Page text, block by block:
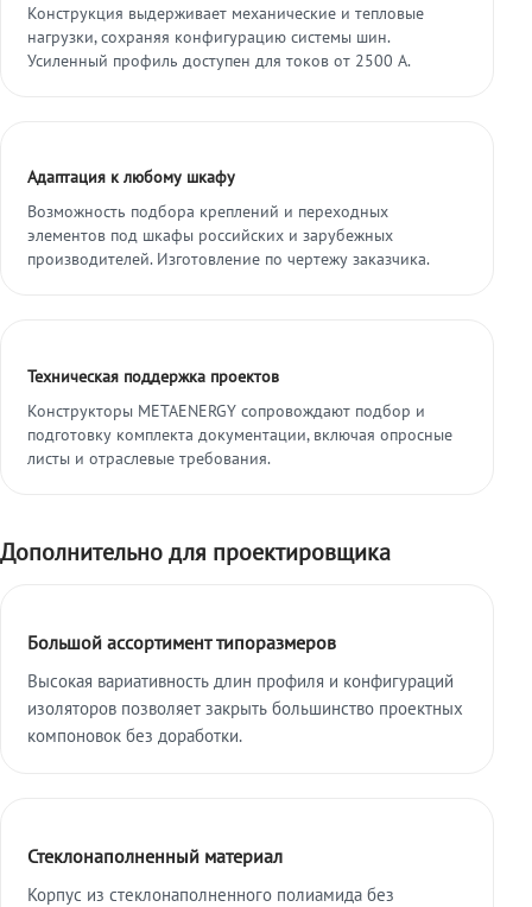
Конструкция выдерживает механические и тепловые
нагрузки, сохраняя конфигурацию системы шин.
Усиленный профиль доступен для токов от 2500 А.
Адаптация к любому шкафу
Возможность подбора креплений и переходных
элементов под шкафы российских и зарубежных
производителей. Изготовление по чертежу заказчика.
Техническая поддержка проектов
Конструкторы METAENERGY сопровождают подбор и
подготовку комплекта документации, включая опросные
листы и отраслевые требования.
Дополнительно для проектировщика
Большой ассортимент типоразмеров
Высокая вариативность длин профиля и конфигураций
изоляторов позволяет закрыть большинство проектных
компоновок без доработки.
Стеклонаполненный материал
Корпус из стеклонаполненного полиамида без